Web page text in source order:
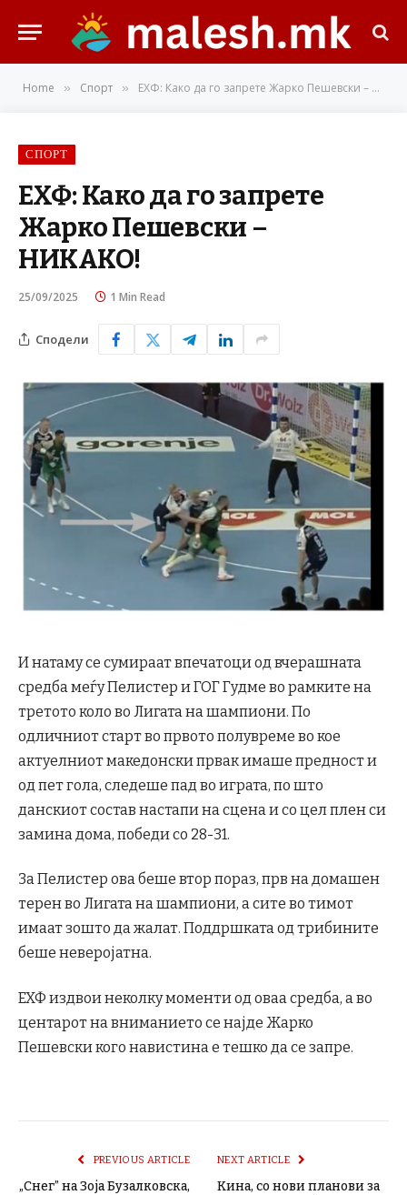
Home » Спорт » ЕХФ: Како да го запрете Жарко Пешевски – НИКАКО!
СПОРТ
ЕХФ: Како да го запрете
Жарко Пешевски –
НИКАКО!
25/09/2025 1 Min Read
Сподели
И натаму се сумираат впечатоци од вчерашната
средба меѓу Пелистер и ГОГ Гудме во рамките на
третото коло во Лигата на шампиони. По
одличниот старт во првото полувреме во кое
актуелниот македонски првак имаше предност и
од пет гола, следеше пад во играта, по што
данскиот состав настапи на сцена и со цел плен си
замина дома, победи со 28-31.
За Пелистер ова беше втор пораз, прв на домашен
терен во Лигата на шампиони, а сите во тимот
имаат зошто да жалат. Поддршката од трибините
беше неверојатна.
ЕХФ издвои неколку моменти од оваа средба, а во
центарот на вниманието се најде Жарко
Пешевски кого навистина е тешко да се запре.
PREVIOUS ARTICLE
„Снег” на Зоја Бузалковска,
NEXT ARTICLE
Кина, со нови планови за